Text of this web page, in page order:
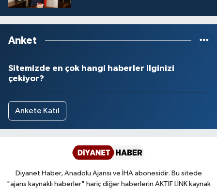
Anket
Sitemizde en çok hangi haberler ilginizi
çekiyor?
Ankete Katıl
Diyanet Haber, Anadolu Ajansı ve İHA abonesidir. Bu sitede
"ajans kaynaklı haberler" hariç diğer haberlerin AKTİF LİNK kaynak